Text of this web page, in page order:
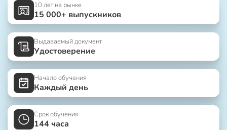
10 лет на рынке
15 000+ выпускников
Выдаваемый документ
Удостоверение
Начало обучения
Каждый день
Срок обучения
144 часа